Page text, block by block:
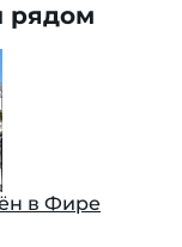
рядом
в Фире